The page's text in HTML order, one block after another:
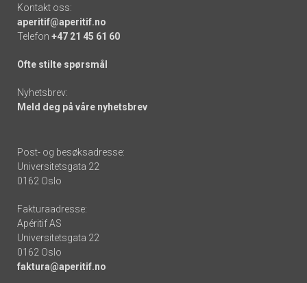
Kontakt oss:
aperitif@aperitif.no
Telefon +47 21 45 61 60
Ofte stilte spørsmål
Nyhetsbrev:
Meld deg på våre nyhetsbrev
Post- og besøksadresse:
Universitetsgata 22
0162 Oslo
Fakturaadresse:
Apéritif AS
Universitetsgata 22
0162 Oslo
faktura@aperitif.no